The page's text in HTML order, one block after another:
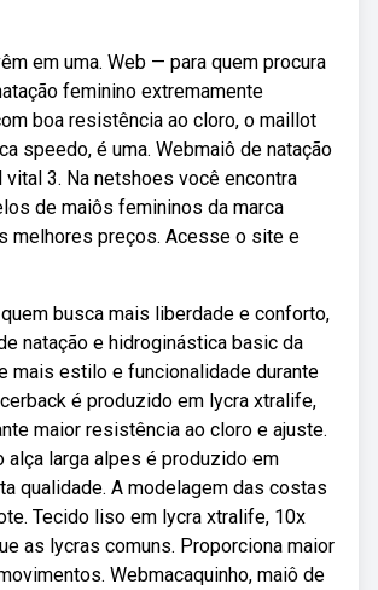
em uma. Web — para quem procura
feminino extremamente
boa resistência ao cloro, o maillot
speedo, é uma. Webmaiô de natação
3. Na netshoes você encontra
de maiôs femininos da marca
melhores preços. Acesse o site e
busca mais liberdade e conforto,
natação e hidroginástica basic da
mais estilo e funcionalidade durante
é produzido em lycra xtralife,
maior resistência ao cloro e ajuste.
alça larga alpes é produzido em
qualidade. A modelagem das costas
Tecido liso em lycra xtralife, 10x
as lycras comuns. Proporciona maior
Webmacaquinho, maiô de